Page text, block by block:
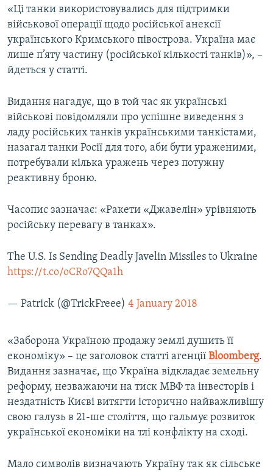
«Ці танки використовувались для підтримки
військової операції щодо російської анексії
українського Кримського півострова. Україна має
лише п’яту частину (російської кількості танків)», –
йдеться у статті.
Видання нагадує, що в той час як українські
військові повідомляли про успішне виведення з
ладу російських танків українськими танкістами,
назагал танки Росії для того, аби бути ураженими,
потребували кілька уражень через потужну
реактивну броню.
Часопис зазначає: «Ракети «Джавелін» урівняють
російську перевагу в танках».
The U.S. Is Sending Deadly Javelin Missiles to Ukraine
https://t.co/oCRo7QQa1h
— Patrick (@TrickFreee) 4 January 2018
«Заборона Україною продажу землі душить її
економіку» – це заголовок статті агенції Bloomberg.
Видання зазначає, що Україна відкладає земельну
реформу, незважаючи на тиск МВФ та інвесторів і
нездатність Києві витягти історично найважливішу
свою галузь в 21-ше століття, що гальмує розвиток
української економіки на тлі конфлікту на сході.
Мало символів визначають Україну так як сільське